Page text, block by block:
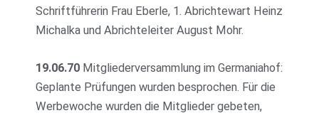
Schriftführerin Frau Eberle, 1. Abrichtewart Heinz
Michalka und Abrichteleiter August Mohr.
19.06.70 Mitgliederversammlung im Germaniahof:
Geplante Prüfungen wurden besprochen. Für die
Werbewoche wurden die Mitglieder gebeten,